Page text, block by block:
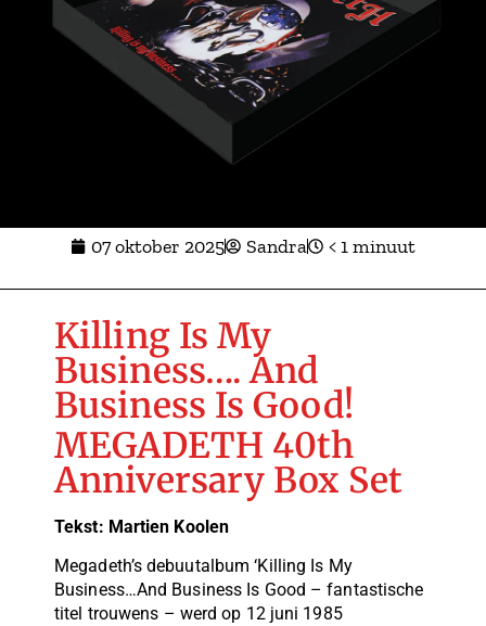
07 oktober 2025 Sandra < 1 minuut
Killing Is My
Business…. And
Business Is Good!
MEGADETH 40th
Anniversary Box Set
Tekst: Martien Koolen
Megadeth’s debuutalbum ‘Killing Is My
Business…And Business Is Good – fantastische
titel trouwens – werd op 12 juni 1985